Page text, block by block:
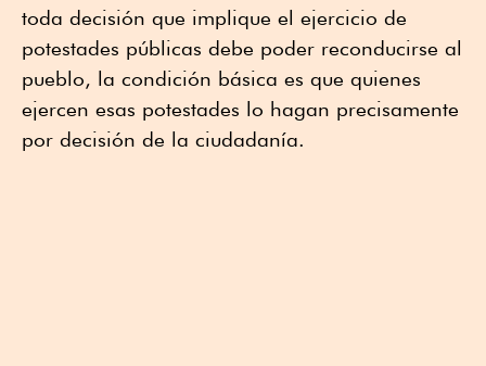
toda decisión que implique el ejercicio de
potestades públicas debe poder reconducirse al
pueblo, la condición básica es que quienes
ejercen esas potestades lo hagan precisamente
por decisión de la ciudadanía.